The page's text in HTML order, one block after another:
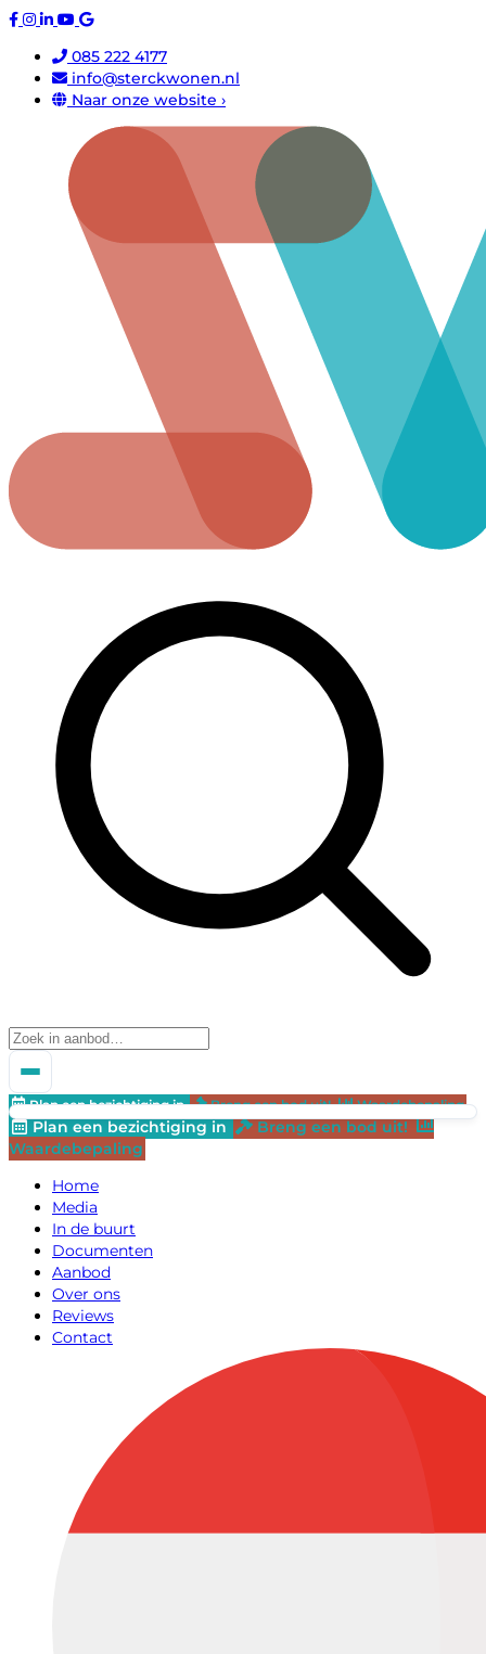
085 222 4177
info@sterckwonen.nl
Naar onze website ›
Plan een bezichtiging in Breng een bod uit! Waardebepaling
Plan een bezichtiging in
Breng een bod uit!
Waardebepaling
Home
Media
In de buurt
Documenten
Aanbod
Over ons
Reviews
Contact